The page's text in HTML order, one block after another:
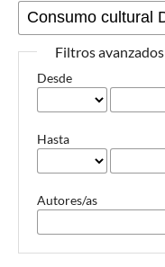
Filtros avanzados
Desde
Hasta
Autores/as